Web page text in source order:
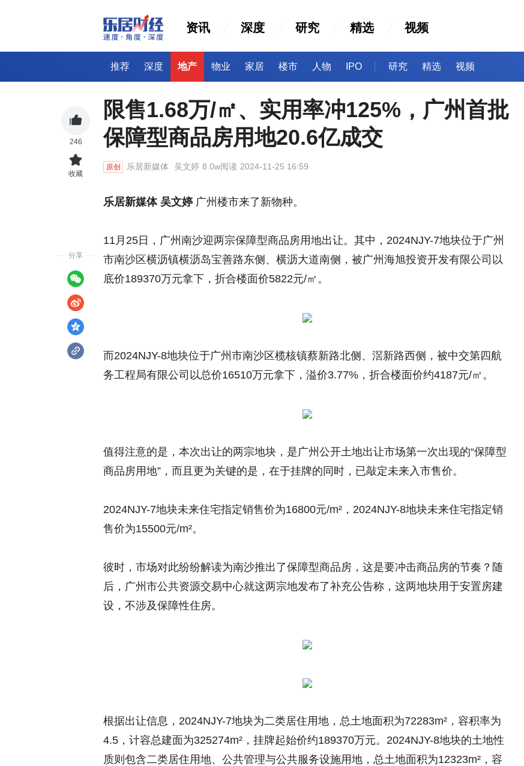
资讯 深度 研究 精选 视频
推荐 深度 地产 物业 家居 楼市 人物 IPO 研究 精选 视频
限售1.68万/㎡、实用率冲125%，广州首批
保障型商品房用地20.6亿成交
原创 乐居新媒体 吴文婷 8.0w阅读 2024-11-25 16:59
乐居新媒体 吴文婷 广州楼市来了新物种。
11月25日，广州南沙迎两宗保障型商品房用地出让。其中，2024NJY-7地块位于广州
市南沙区横沥镇横沥岛宝善路东侧、横沥大道南侧，被广州海旭投资开发有限公司以
底价189370万元拿下，折合楼面价5822元/㎡。
而2024NJY-8地块位于广州市南沙区榄核镇蔡新路北侧、滘新路西侧，被中交第四航
务工程局有限公司以总价16510万元拿下，溢价3.77%，折合楼面价约4187元/㎡。
值得注意的是，本次出让的两宗地块，是广州公开土地出让市场第一次出现的“保障型
商品房用地”，而且更为关键的是，在于挂牌的同时，已敲定未来入市售价。
2024NJY-7地块未来住宅指定销售价为16800元/m²，2024NJY-8地块未来住宅指定销
售价为15500元/m²。
彼时，市场对此纷纷解读为南沙推出了保障型商品房，这是要冲击商品房的节奏？随
后，广州市公共资源交易中心就这两宗地发布了补充公告称，这两地块用于安置房建
设，不涉及保障性住房。
根据出让信息，2024NJY-7地块为二类居住用地，总土地面积为72283m²，容积率为
4.5，计容总建面为325274m²，挂牌起始价约189370万元。2024NJY-8地块的土地性
质则包含二类居住用地、公共管理与公共服务设施用地，总土地面积为12323m²，容
246
收藏
分享